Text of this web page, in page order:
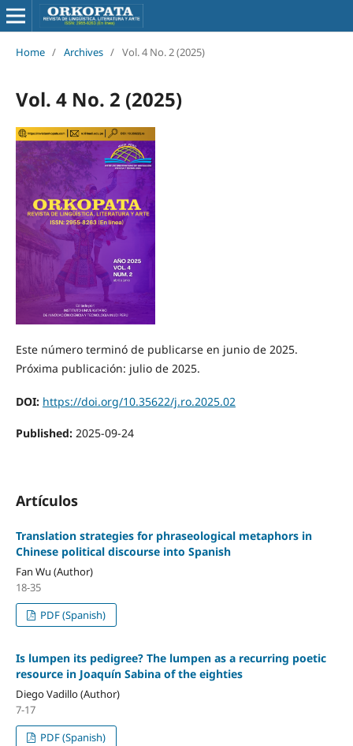
Home / Archives / Vol. 4 No. 2 (2025)
Vol. 4 No. 2 (2025)
Este número terminó de publicarse en junio de 2025.
Próxima publicación: julio de 2025.
DOI: https://doi.org/10.35622/j.ro.2025.02
Published: 2025-09-24
Artículos
Translation strategies for phraseological metaphors in
Chinese political discourse into Spanish
Fan Wu (Author)
18-35
PDF (Spanish)
Is lumpen its pedigree? The lumpen as a recurring poetic
resource in Joaquín Sabina of the eighties
Diego Vadillo (Author)
7-17
PDF (Spanish)